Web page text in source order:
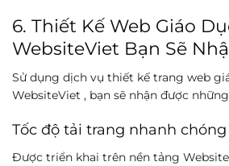
6. Thiết Kế Web Giáo
WebsiteViet Bạn Sẽ
Sử dụng dịch vụ thiết kế trang web
WebsiteViet , bạn sẽ nhận được
Tốc độ tải trang nhanh chóng
Được triển khai trên nền tảng